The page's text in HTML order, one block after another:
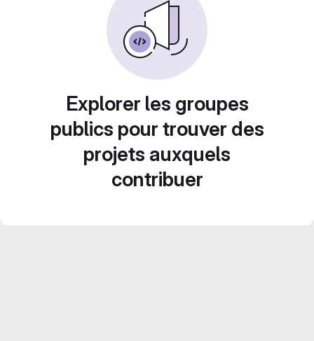
Explorer les groupes
publics pour trouver des
projets auxquels
contribuer